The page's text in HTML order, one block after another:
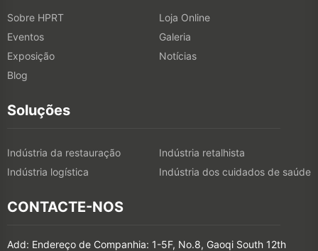
Sobre HPRT
Loja Online
Eventos
Galeria
Exposição
Notícias
Blog
Soluções
Indústria da restauração
Indústria retalhista
Indústria logística
Indústria dos cuidados de saúde
CONTACTE-NOS
Add: Endereço de Companhia: 1-5F, No.8, Gaoqi South 12th